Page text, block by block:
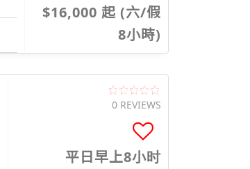
$16,000 起 (六/假
8小時)
0 REVIEWS
平日早上8小时